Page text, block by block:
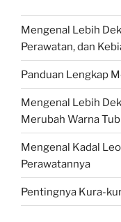
Mengenal Lebih
Perawatan, dan
Panduan Lengkap
Mengenal Lebih
Merubah Warna
Mengenal Kadal
Perawatannya
Pentingnya Kura-